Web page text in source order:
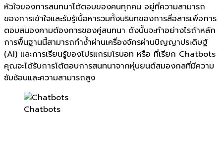
หัวใจของการสนทนาโต้ตอบของคนทุกคน อยู่ที่ความสามารถ
ของการเข้าใจและรับรู้เนื้อหารวมทั้งบริบทของการสื่อสารเพื่อการ
ตอบสนองคามต้องการของคู่สนทนา ดังนั้นจะทำอย่างไรถ้าหลัก
การพื้นฐานนี้สามารถทำซ้ำผ่านเครื่องจักรผ่านปัญญาประดิษฐ์
(AI) และการเรียนรู้ของโปรแกรมโรบอท หรือ ที่เรียก Chatbots
คุณจะได้รับการโต้ตอบการสนทนาจากหุ่นยนต์สมองกลที่มีความ
ซับซ้อนและความสามารถสูง
Chatbots